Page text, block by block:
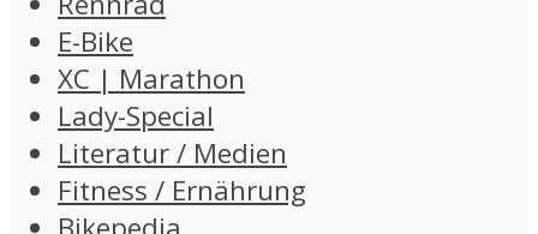
E-Bike
XC | Marathon
Lady-Special
Literatur / Medien
Fitness / Ernährung